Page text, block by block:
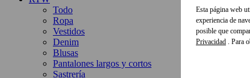
Esta página web
experiencia de
posible que
Privacidad . Para
Todo
Ropa
Vestidos
Denim
Blusas
Pantalones largos y cortos
Sastrería